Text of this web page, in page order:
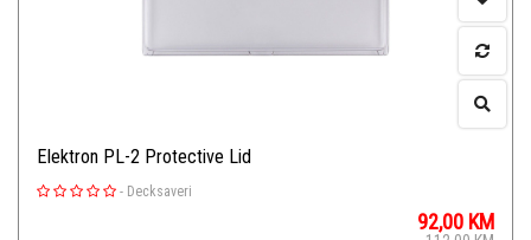
Elektron PL-2 Protective Lid
- Decksaveri
92,00 KM